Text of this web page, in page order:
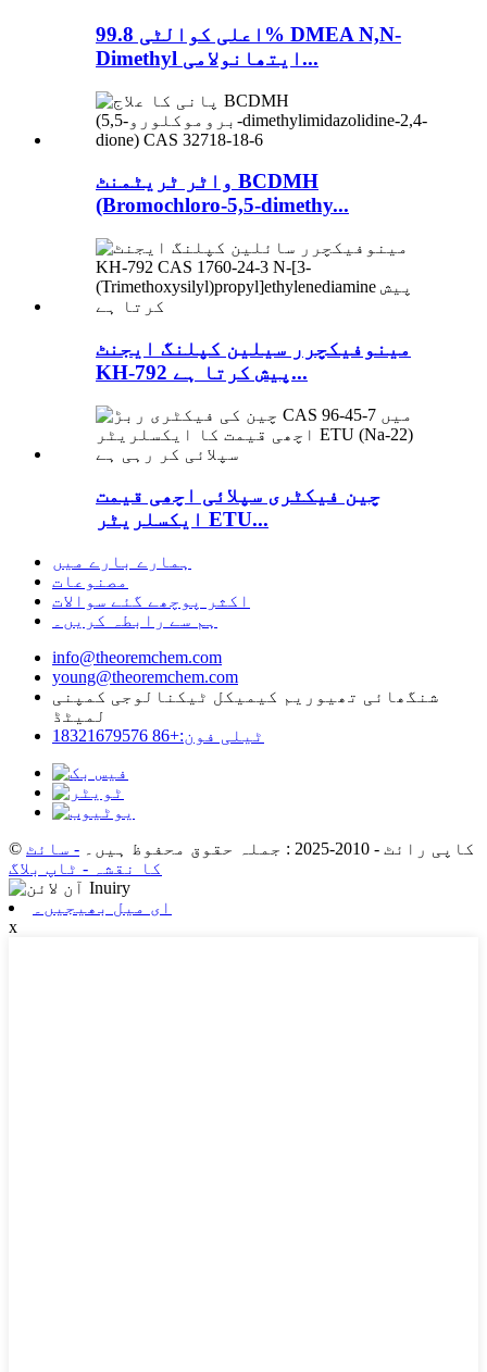
اعلی کوالٹی 99.8% DMEA N,N-
Dimethyl ایتھانولامی...
واٹر ٹریٹمنٹ BCDMH
(Bromochloro-5,5-dimethy...
مینوفیکچرر سیلین کپلنگ ایجنٹ
KH-792 پیش کرتا ہے...
چین فیکٹری سپلائی اچھی قیمت
ایکسلریٹر ETU...
ہمارے بارے میں
مصنوعات
اکثر پوچھے گئے سوالات
ہم سے رابطہ کریں۔
info@theoremchem.com
young@theoremchem.com
شنگھائی تھیوریم کیمیکل ٹیکنالوجی کمپنی
لمیٹڈ
ٹیلی فون:+86 18321679576
© کاپی رائٹ - 2010-2025 : جملہ حقوق محفوظ ہیں۔
- سائٹ
کا نقشہ - ٹاپ بلاگ
ای میل بھیجیں۔
x